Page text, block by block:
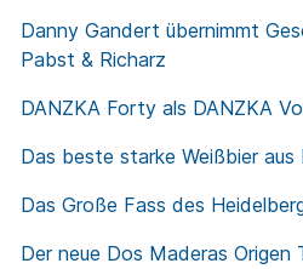
Danny Gandert übernimmt
Pabst & Richarz
DANZKA Forty als DANZKA
Das beste starke Weißbier aus
Das Große Fass des
Der neue Dos Maderas Origen